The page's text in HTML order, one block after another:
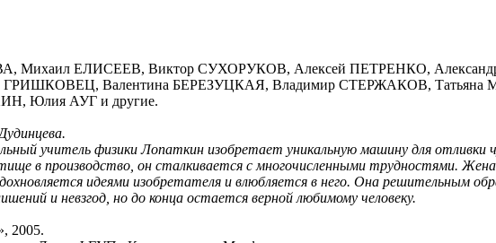
Михаил ЕЛИСЕЕВ, Виктор СУХОРУКОВ, Алексей ПЕТРЕНКО,
ГРИШКОВЕЦ, Валентина БЕРЕЗУЦКАЯ, Владимир СТЕРЖАКОВ, Татьяна
Юлия АУГ и другие.
учитель физики Лопаткин изобретает уникальную машину для отливки
в производство, он сталкивается с многочисленными трудностями. Жена
идеями изобретателя и влюбляется в него. Она решительным
и невзгод, но до конца остается верной любимому человеку.
2005.